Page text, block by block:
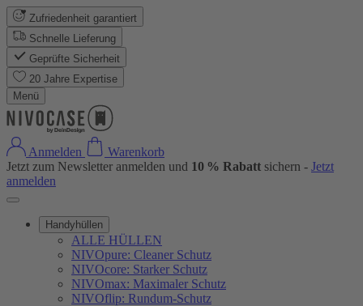
Zufriedenheit garantiert
Schnelle Lieferung
Geprüfte Sicherheit
20 Jahre Expertise
Menü
Anmelden
Warenkorb
Jetzt zum Newsletter anmelden und 10 % Rabatt sichern - Jetzt
anmelden
Handyhüllen
ALLE HÜLLEN
NIVOpure: Cleaner Schutz
NIVOcore: Starker Schutz
NIVOmax: Maximaler Schutz
NIVOflip: Rundum-Schutz